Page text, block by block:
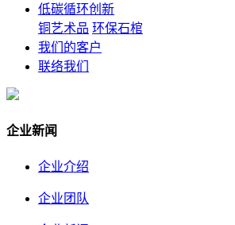
低碳循环创新
铜艺术品 环保石棺
我们的客户
联络我们
企业新闻
企业介绍
企业团队